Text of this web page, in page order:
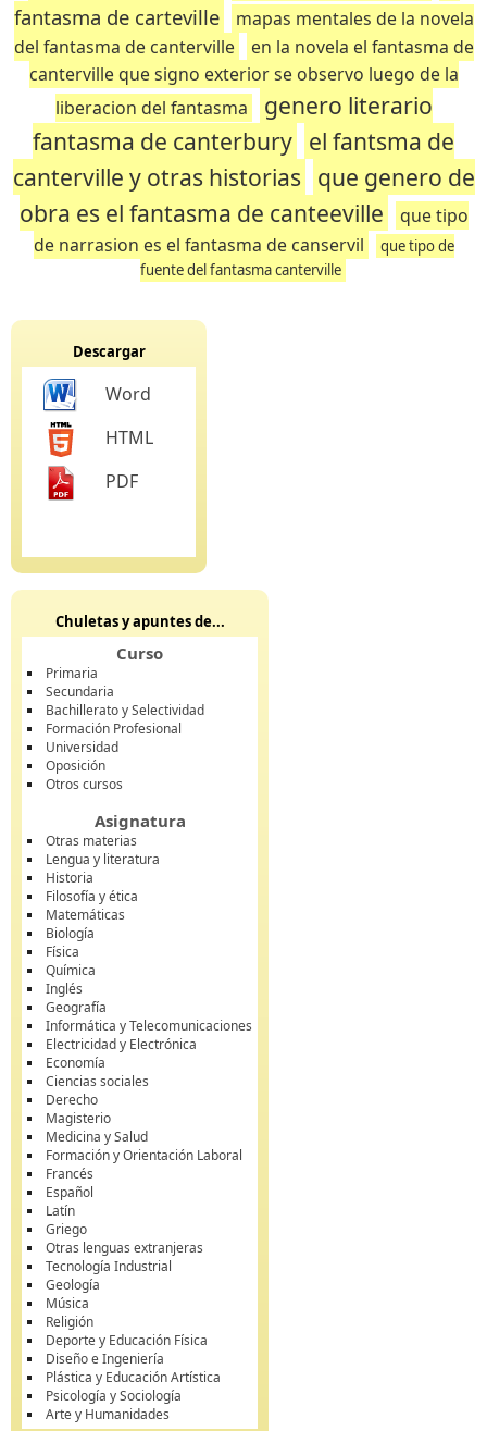
fantasma de carteville
mapas mentales de la novela
del fantasma de canterville
en la novela el fantasma de
canterville que signo exterior se observo luego de la
liberacion del fantasma
genero literario
fantasma de canterbury el fantsma de
canterville y otras historias que genero de
obra es el fantasma de canteeville
que tipo
de narrasion es el fantasma de canservil
que tipo de
fuente del fantasma canterville
Descargar
Word
HTML
PDF
Chuletas y apuntes de...
Curso
Primaria
Secundaria
Bachillerato y Selectividad
Formación Profesional
Universidad
Oposición
Otros cursos
Asignatura
Otras materias
Lengua y literatura
Historia
Filosofía y ética
Matemáticas
Biología
Física
Química
Inglés
Geografía
Informática y Telecomunicaciones
Electricidad y Electrónica
Economía
Ciencias sociales
Derecho
Magisterio
Medicina y Salud
Formación y Orientación Laboral
Francés
Español
Latín
Griego
Otras lenguas extranjeras
Tecnología Industrial
Geología
Música
Religión
Deporte y Educación Física
Diseño e Ingeniería
Plástica y Educación Artística
Psicología y Sociología
Arte y Humanidades